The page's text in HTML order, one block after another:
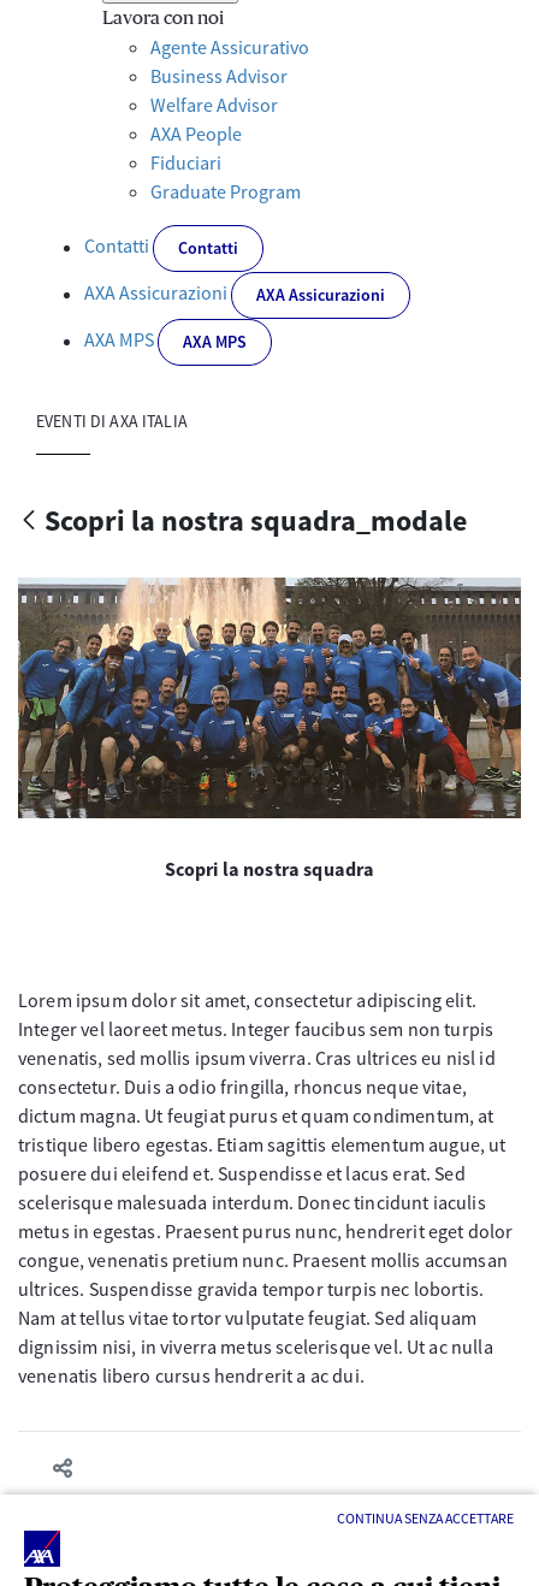
CONTINUA SENZA ACCETTARE
Lavora con noi
Agente Assicurativo
Business Advisor
Welfare Advisor
AXA People
Fiduciari
Graduate Program
Contatti Contatti
AXA Assicurazioni AXA Assicurazioni
AXA MPS AXA MPS
EVENTI DI AXA ITALIA
Scopri la nostra squadra_modale
Scopri la nostra squadra
Lorem ipsum dolor sit amet, consectetur adipiscing elit.
Integer vel laoreet metus. Integer faucibus sem non turpis
venenatis, sed mollis ipsum viverra. Cras ultrices eu nisl id
consectetur. Duis a odio fringilla, rhoncus neque vitae,
dictum magna. Ut feugiat purus et quam condimentum, at
tristique libero egestas. Etiam sagittis elementum augue, ut
posuere dui eleifend et. Suspendisse et lacus erat. Sed
scelerisque malesuada interdum. Donec tincidunt iaculis
metus in egestas. Praesent purus nunc, hendrerit eget dolor
congue, venenatis pretium nunc. Praesent mollis accumsan
ultrices. Suspendisse gravida tempor turpis nec lobortis.
Nam at tellus vitae tortor vulputate feugiat. Sed aliquam
dignissim nisi, in viverra metus scelerisque vel. Ut ac nulla
venenatis libero cursus hendrerit a ac dui.